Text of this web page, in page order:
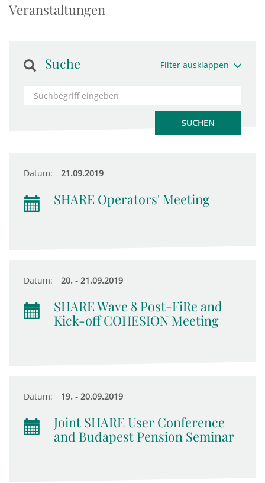
Veranstaltungen
Suche Filter ausklappen
Datum: 21.09.2019
SHARE Operators' Meeting
Datum: 20. - 21.09.2019
SHARE Wave 8 Post-FiRe and
Kick-off COHESION Meeting
Datum: 19. - 20.09.2019
Joint SHARE User Conference
and Budapest Pension Seminar